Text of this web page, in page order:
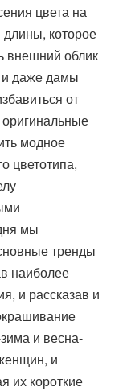
цвета на
которое
внешний облик
даже дамы
от
модное
цветотипа,
мы
тренды
наиболее
и рассказав и
и весна-
и
их короткие